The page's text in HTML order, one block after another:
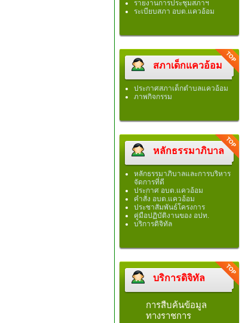
รายงานการประชุมสภาฯ
ระเบียบสภา อบต.แควอ้อม
สภาเด็กแควอ้อม
ประกาศสภาเด็กตำบลแควอ้อม
ภาพกิจกรรม
หลักธรรมาภิบาล
หลักธรรมาภิบาลและการบริหาร
จัดการที่ดี
ประกาศ อบต.แควอ้อม
คำสั่ง อบต.แควอ้อม
ประชาสัมพันธ์โครงการ
คู่มือปฏิบัติงานของ อปท.
บริการดิจิทัล
บริการดิจิทัล
การสืบค้นข้อมูล
ทางราชการ